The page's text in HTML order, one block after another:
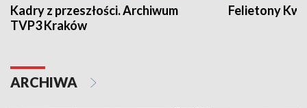
Kadry z przeszłości. Archiwum
TVP3 Kraków
Felietony
ARCHIWA